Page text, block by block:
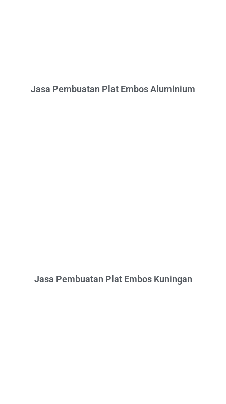
Jasa Pembuatan Plat Embos Aluminium
Jasa Pembuatan Plat Embos Kuningan